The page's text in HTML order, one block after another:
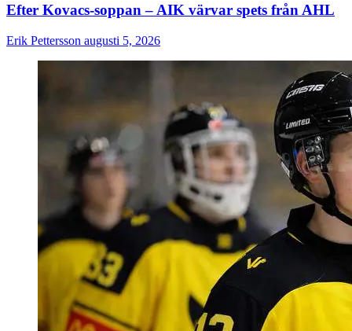
Efter Kovacs-soppan – AIK värvar spets från AHL
Erik Pettersson augusti 5, 2026